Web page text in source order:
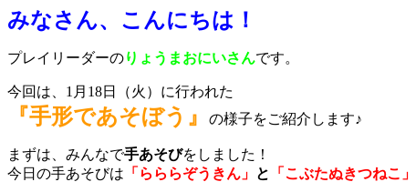
みなさん、こんにちは！
プレイリーダーのりょうまおにいさんです。
今回は、1月18日（火）に行われた
『手形であそぼう』 の様子をご紹介します♪
まずは、みんなで手あそびをしました！
今日の手あそびは 「らららぞうきん」 と 「こぶたぬきつねこ」